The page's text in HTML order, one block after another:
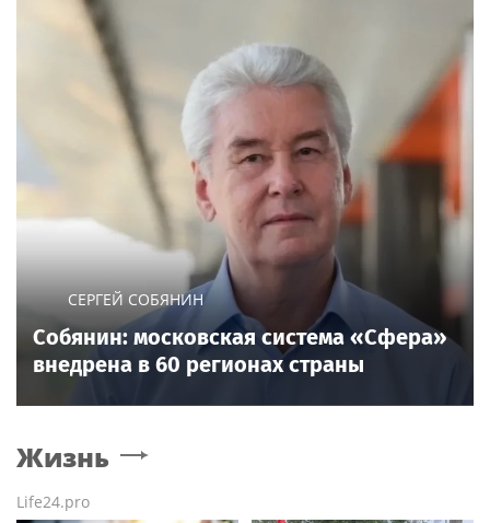
СЕРГЕЙ СОБЯНИН
Собянин: московская система «Сфера»
внедрена в 60 регионах страны
Жизнь
Life24.pro